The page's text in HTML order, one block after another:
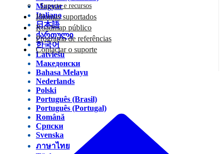
Magyar
Italiano
日本語
ქართული
한국어
Latviešu
Македонски
Bahasa Melayu
Nederlands
Polski
Português (Brasil)
Português (Portugal)
Română
Српски
Svenska
ภาษาไทย
Suporte e recursos
Idiomas suportados
Roadmap público
Programa de referências
Contactar o suporte